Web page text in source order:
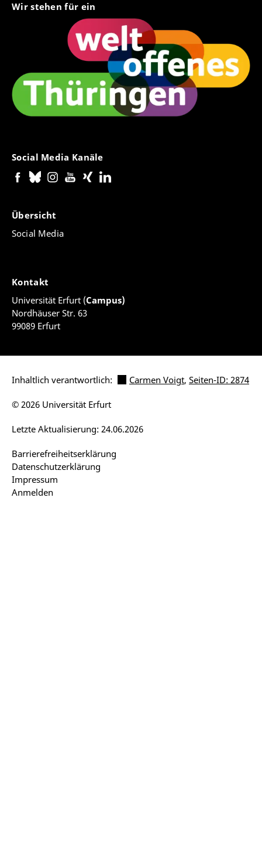
Wir stehen für ein
Social Media Kanäle
Übersicht
Social Media
Kontakt
Universität Erfurt (Campus)
Nordhäuser Str. 63
99089 Erfurt
Inhaltlich verantwortlich: Carmen Voigt, Seiten-ID: 2874
Barrierefreiheitserklärung
Datenschutzerklärung
Impressum
Anmelden
Letzte Aktualisierung: 24.06.2026
© 2026 Universität Erfurt